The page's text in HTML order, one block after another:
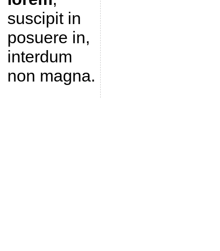
suscipit in
posuere in,
interdum
non magna.